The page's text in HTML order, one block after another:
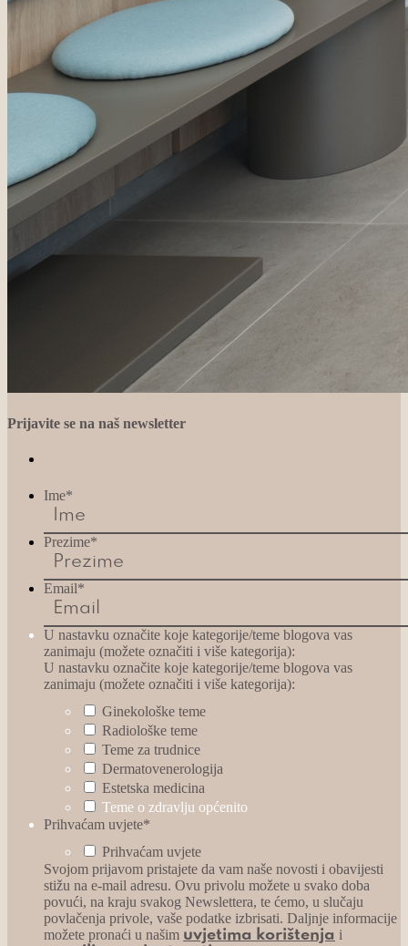
Prijavite se na naš newsletter
Ime*
Prezime*
Email*
U nastavku označite koje kategorije/teme blogova vas
zanimaju (možete označiti i više kategorija):
U nastavku označite koje kategorije/teme blogova vas
zanimaju (možete označiti i više kategorija):
Ginekološke teme
Radiološke teme
Teme za trudnice
Dermatovenerologija
Estetska medicina
Teme o zdravlju općenito
Prihvaćam uvjete*
Prihvaćam uvjete
Svojom prijavom pristajete da vam naše novosti i obavijesti
stižu na e-mail adresu. Ovu privolu možete u svako doba
povući, na kraju svakog Newslettera, te ćemo, u slučaju
povlačenja privole, vaše podatke izbrisati. Daljnje informacije
možete pronaći u našim uvjetima korištenja i